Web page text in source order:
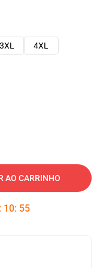
3XL
4XL
AO CARRINHO
: 10: 54